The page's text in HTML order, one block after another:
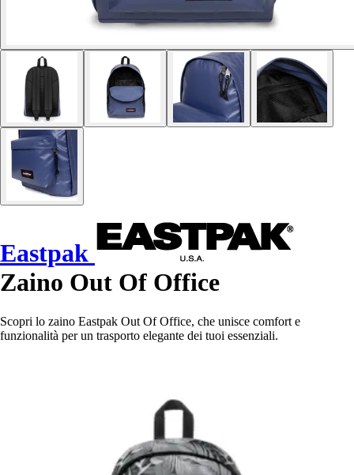
Eastpak
Zaino Out Of Office
Scopri lo zaino Eastpak Out Of Office, che unisce comfort e
funzionalità per un trasporto elegante dei tuoi essenziali.